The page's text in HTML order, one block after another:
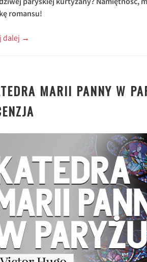
paryskiej kurtyzany? Namiętność,
romansu!
dalej →
MARII PANNY W